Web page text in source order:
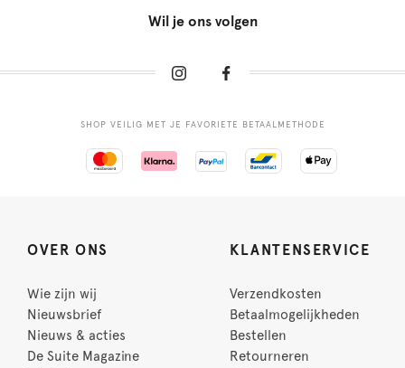
Wil je ons volgen
SHOP VEILIG MET JE FAVORIETE BETAALMETHODE
OVER ONS
Wie zijn wij
Nieuwsbrief
Nieuws & acties
De Suite Magazine
KLANTENSERVICE
Verzendkosten
Betaalmogelijkheden
Bestellen
Retourneren